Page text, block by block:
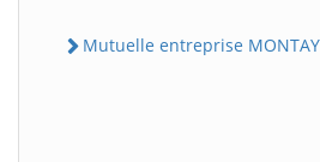
Mutuelle entreprise